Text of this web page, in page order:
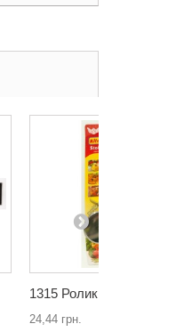
1315 Ролик...
24,44 грн.